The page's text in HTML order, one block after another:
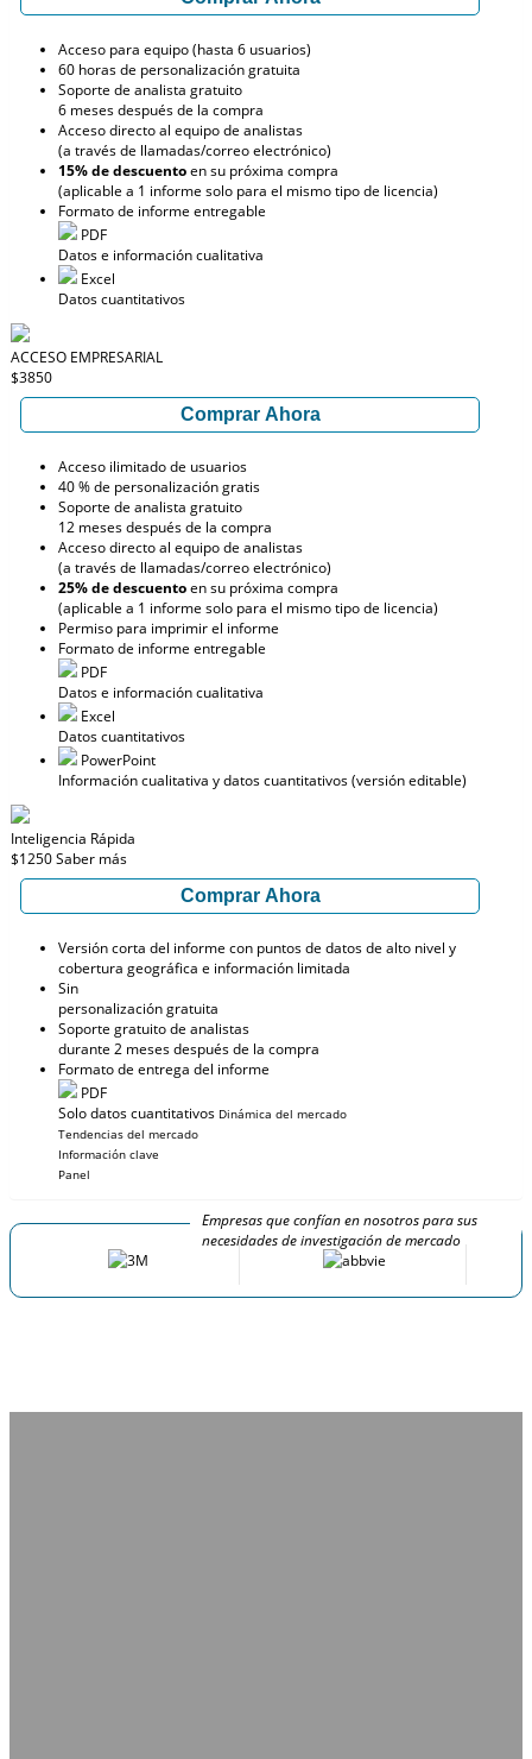
Acceso para equipo (hasta 6 usuarios)
60 horas de personalización gratuita
Soporte de analista gratuito
6 meses después de la compra
Acceso directo al equipo de analistas
(a través de llamadas/correo electrónico)
15% de descuentoen su próxima compra
(aplicable a 1 informe solo para el mismo tipo de licencia)
Formato de informe entregable
PDF
Datos e información cualitativa
Excel
Datos cuantitativos
ACCESO EMPRESARIAL
$3850
Comprar Ahora
Acceso ilimitado de usuarios
40 % de personalización gratis
Soporte de analista gratuito
12 meses después de la compra
Acceso directo al equipo de analistas
(a través de llamadas/correo electrónico)
25% de descuentoen su próxima compra
(aplicable a 1 informe solo para el mismo tipo de licencia)
Permiso para imprimir el informe
Formato de informe entregable
PDF
Datos e información cualitativa
Excel
Datos cuantitativos
PowerPoint
Información cualitativa y datos cuantitativos (versión editable)
Inteligencia Rápida
$1250Saber más
Comprar Ahora
Versión corta del informe con puntos de datos de alto nivel y
cobertura geográfica e información limitada
Sin
personalización gratuita
Soporte gratuito de analistas
durante 2 meses después de la compra
Formato de entrega del informe
PDF
Solo datos cuantitativos Dinámica del mercado
Tendencias del mercado
Información clave
Panel
Empresas que confían en nosotros para sus
necesidades de investigación de mercado